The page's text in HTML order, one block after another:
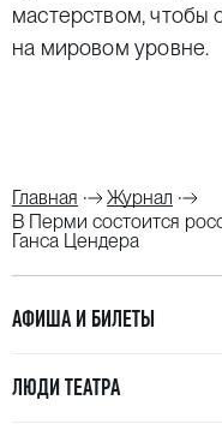
мастерством, чтобы
на мировом уровне.
Главная
Журнал
В Перми состоится
Ганса Цендера
АФИША И БИЛЕТЫ
ЛЮДИ ТЕАТРА